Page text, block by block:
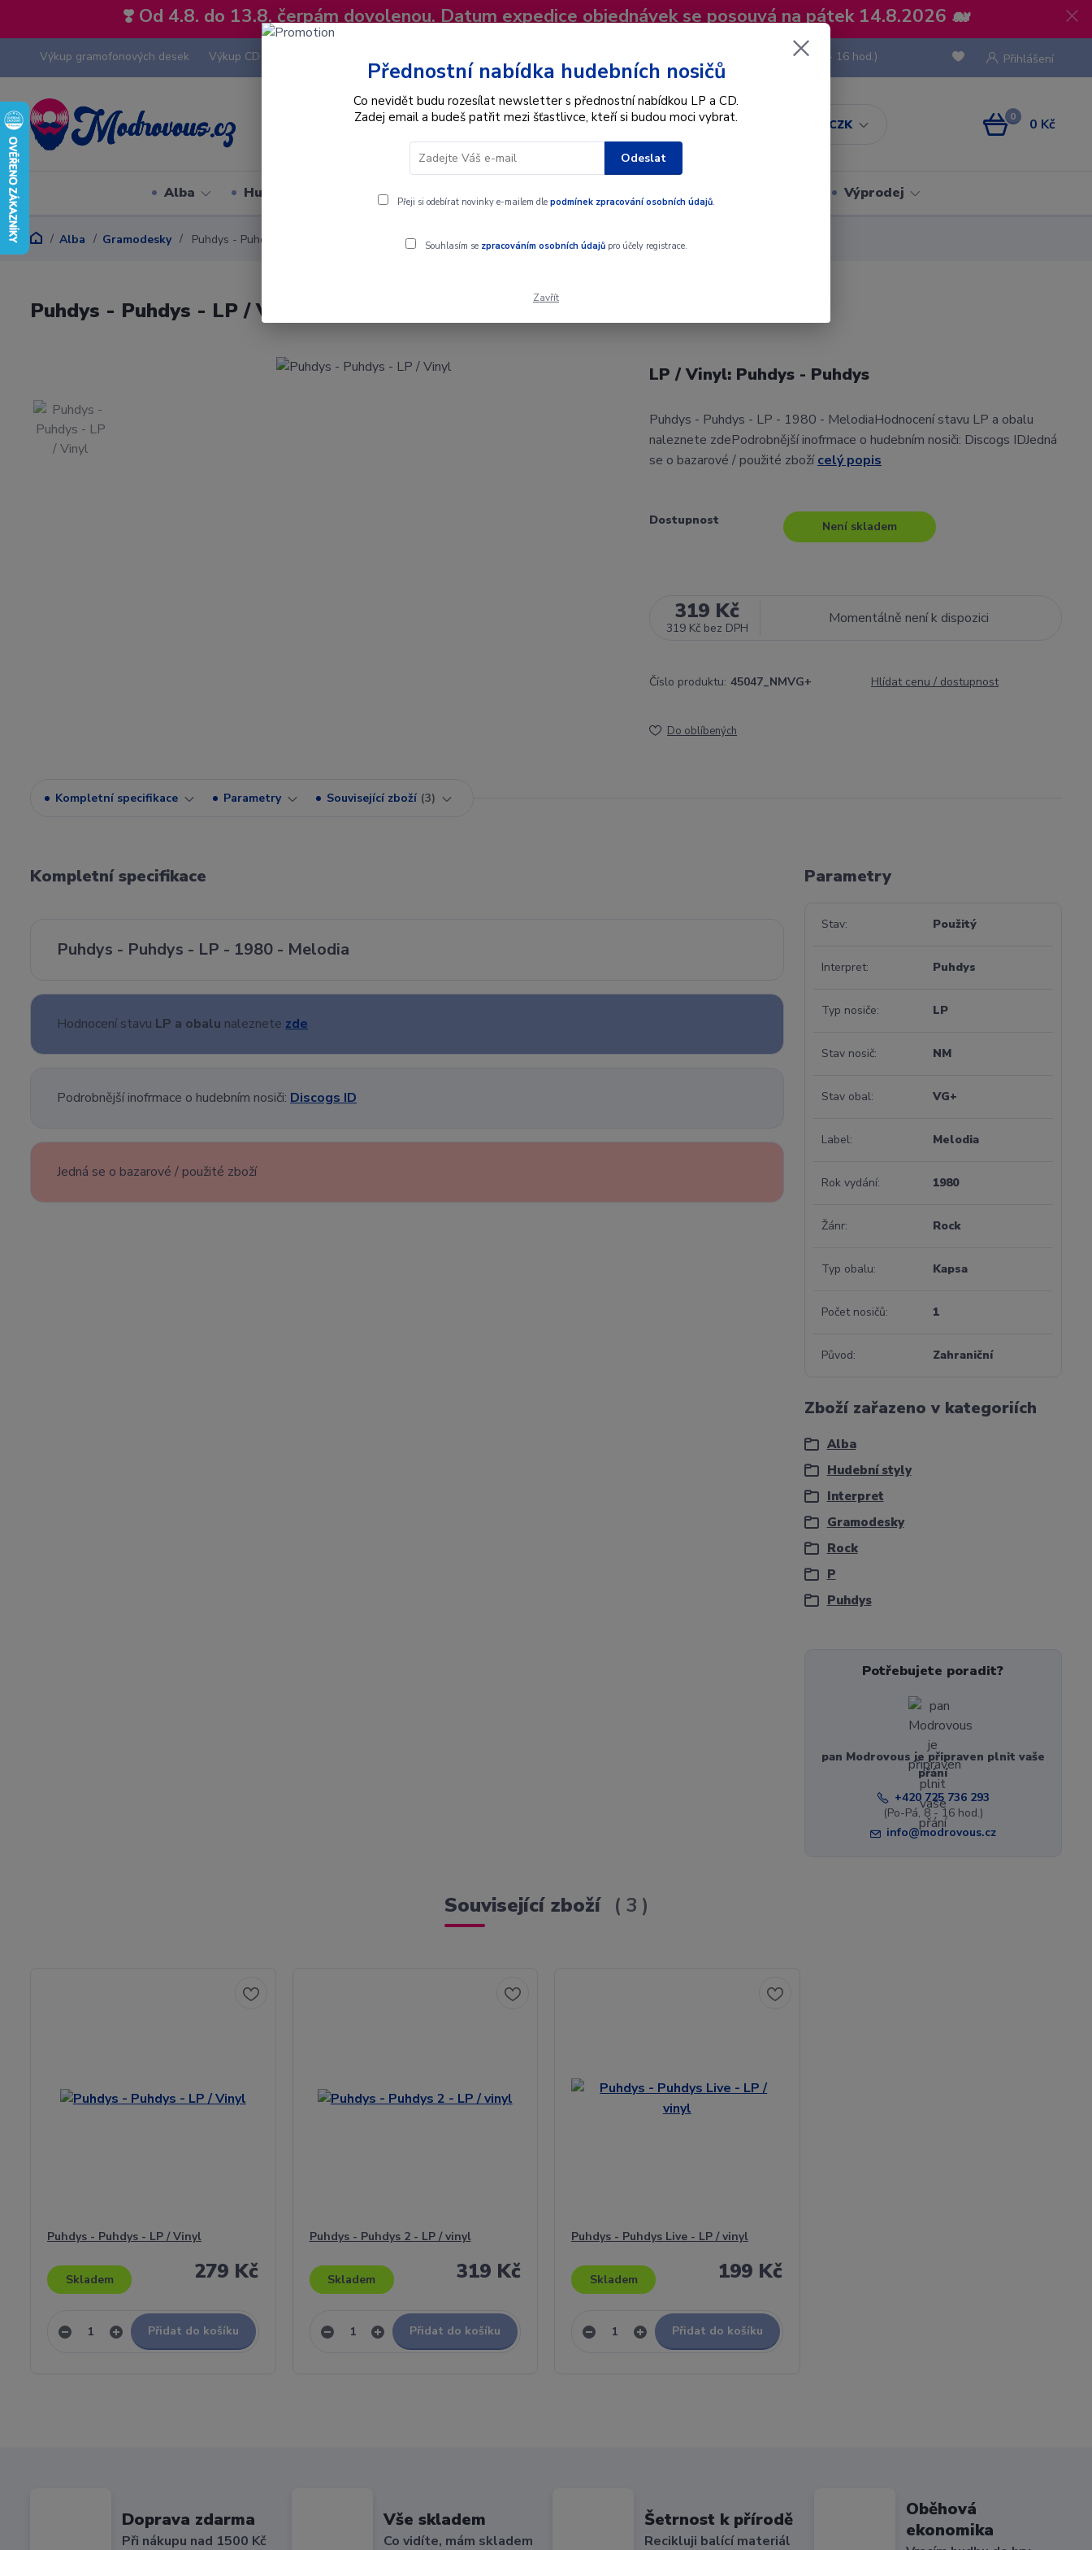
❣️ Od 4.8. do 13.8. čerpám dovolenou. Datum expedice objednávek se posouvá na pátek 14.8.2026 🐋
Výkup gramofonových desek Výkup CD
CZK
Přihlášení
Hledat
(Po-Pá, 8 - 16 hod.)
0 0 Kč
Alba Hudební styly Interpret Dárkové poukazy Výprodej
Alba Gramodesky Puhdys - Puhdys - LP / Vinyl
Puhdys - Puhdys - LP / Vinyl
LP / Vinyl: Puhdys - Puhdys
Puhdys - Puhdys - LP - 1980 - MelodiaHodnocení stavu LP a obalu
naleznete zdePodrobnější inofrmace o hudebním nosiči: Discogs IDJedná
se o bazarové / použité zbožícelý popis
Dostupnost Není skladem
319 Kč
319 Kč bez DPH
Momentálně není k dispozici
Číslo produktu: 45047_NMVG+ Hlídat cenu / dostupnost
Do oblíbených
Kompletní specifikace Parametry Související zboží 3
Kompletní specifikace
Puhdys - Puhdys - LP - 1980 - Melodia
Hodnocení stavu LP a obalu naleznete zde
Podrobnější inofrmace o hudebním nosiči: Discogs ID
Jedná se o bazarové / použité zboží
Parametry
Stav Použitý
Interpret Puhdys
Typ nosiče LP
Stav nosič NM
Stav obal VG+
Label Melodia
Rok vydání 1980
Žánr Rock
Typ obalu Kapsa
Počet nosičů 1
Původ Zahraniční
Zboží zařazeno v kategoriích
Alba
Hudební styly
Interpret
Gramodesky
Rock
P
Puhdys
Potřebujete poradit?
pan Modrovous je připraven plnit vaše
přání
+420 725 736 293
(Po-Pá, 8 - 16 hod.)
info@modrovous.cz
Související zboží 3
Puhdys - Puhdys - LP / Vinyl
279 Kč
Skladem
Přidat do košíku
Puhdys - Puhdys 2 - LP / vinyl
319 Kč
Skladem
Přidat do košíku
Puhdys - Puhdys Live - LP / vinyl
199 Kč
Skladem
Přidat do košíku
Doprava zdarma
Při nákupu nad 1500 Kč
Vše skladem
Co vidíte, mám skladem
Šetrnost k přírodě
Recikluji balící materiál
Oběhová
ekonomika
Přednostní nabídka hudebních nosičů
Co nevidět budu rozesílat newsletter s přednostní nabídkou LP a CD.
Zadej email a budeš patřit mezi šťastlivce, kteří si budou moci vybrat.
Odeslat
Přeji si odebírat novinky e-mailem dle podmínek zpracování osobních údajů.
Souhlasím se zpracováním osobních údajůpro účely registrace.
Zavřít